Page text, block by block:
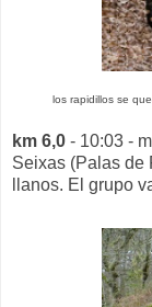
los rapidillos se
km 6,0 - 10:03 -
Seixas (Palas de
llanos. El grupo